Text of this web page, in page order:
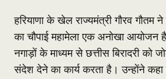
हरियाणा के खेल राज्यमंत्री गौरव गौतम
का चौपाई महामेला एक अनोखा आयोजन
नगाड़ों के माध्यम से छत्तीस बिरादरी को
संदेश देने का कार्य करता है। उन्होंने कहा